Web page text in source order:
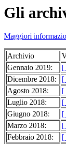
Gli
Maggiori
Archivio
Gennaio 2019:
[
Dicembre 2018:
[
Agosto 2018:
[
Luglio 2018:
[
Giugno 2018:
[
Marzo 2018:
[
Febbraio 2018:
[